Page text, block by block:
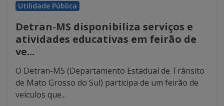
Utilidade Pública
Detran-MS disponibiliza serviços e
atividades educativas em feirão de
ve...
O Detran-MS (Departamento Estadual de Trânsito
de Mato Grosso do Sul) participa de um feirão de
veículos que...